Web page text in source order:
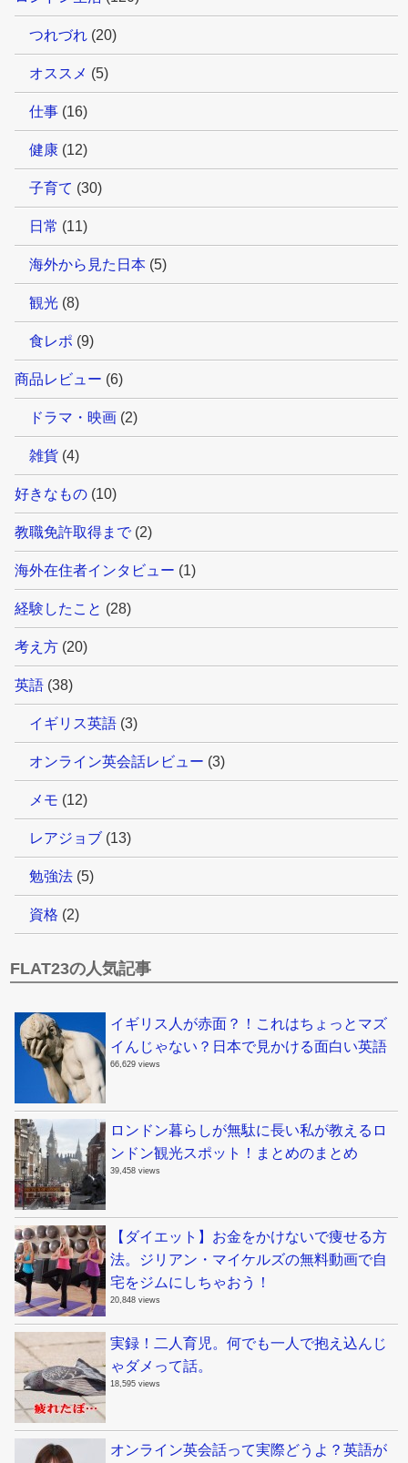
つれづれ (20)
オススメ (5)
仕事 (16)
健康 (12)
子育て (30)
日常 (11)
海外から見た日本 (5)
観光 (8)
食レポ (9)
商品レビュー (6)
ドラマ・映画 (2)
雑貨 (4)
好きなもの (10)
教職免許取得まで(2)
海外在住者インタビュー (1)
経験したこと (28)
考え方 (20)
英語 (38)
イギリス英語 (3)
オンライン英会話レビュー (3)
メモ (12)
レアジョブ (13)
勉強法 (5)
資格 (2)
FLAT23の人気記事
イギリス人が赤面？！これはちょっとマズ
イんじゃない？日本で見かける面白い英語
66,629 views
ロンドン暮らしが無駄に長い私が教えるロ
ンドン観光スポット！まとめのまとめ
39,458 views
【ダイエット】お金をかけないで痩せる方
法。ジリアン・マイケルズの無料動画で自
宅をジムにしちゃおう！
20,848 views
実録！二人育児。何でも一人で抱え込んじ
ゃダメって話。
18,595 views
オンライン英会話って実際どうよ？英語が